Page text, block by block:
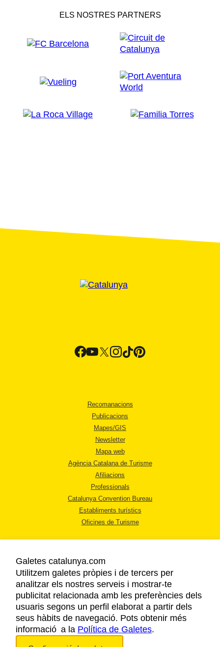
ELS NOSTRES PARTNERS
Recomanacions
Publicacions
Mapes/GIS
Newsletter
Mapa web
Agència Catalana de Turisme
Afiliacions
Professionals
Catalunya Convention Bureau
Establiments turístics
Oficines de Turisme
AVÍS LEGAL
POLÍTICA DE PRIVACITAT
COOKIES
ACCESSIBILITAT
Galetes catalunya.com
Utilitzem galetes pròpies i de tercers per
analitzar els nostres serveis i mostrar-te
publicitat relacionada amb les preferències dels
usuaris segons un perfil elaborat a partir dels
seus hàbits de navegació. Pots obtenir més
informació a la Política de Galetes.